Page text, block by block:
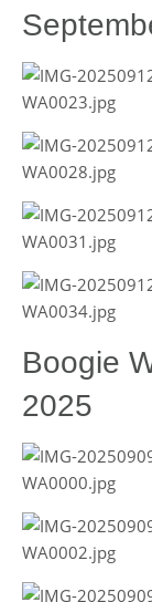
Boogie
2025